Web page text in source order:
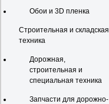
Обои и 3D пленка
Строительная и складская
техника
Дорожная,
строительная и
специальная техника
Запчасти для дорожно-